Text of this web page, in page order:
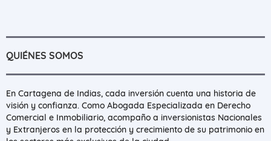
QUIÉNES SOMOS
En Cartagena de Indias, cada inversión cuenta una historia de
visión y confianza. Como Abogada Especializada en Derecho
Comercial e Inmobiliario, acompaño a inversionistas Nacionales
y Extranjeros en la protección y crecimiento de su patrimonio en